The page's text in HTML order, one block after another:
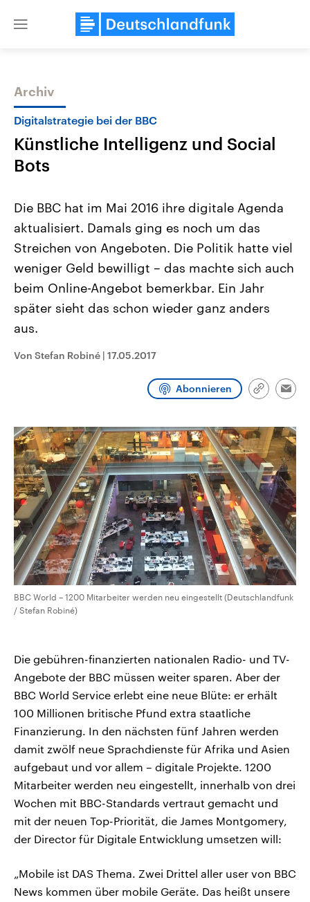
Close
Themen
Landtagswahl Sachsen-Anhalt
2026
Alle Informationen
Sachsen-Anhalt wählt am 6.
September 2026 einen neuen
Landtag. Seit 2021 wird das
Bundesland von einer Koalition aus
CDU, SPD und FDP regiert.-
Umfragen, Prognosen,
und Hintergründe zu den Parteien
und Kandidaten der anstehenden
USA
Aktuelle Beiträge,
Hintergründe
Wirtschaftlich und
gehören die Vereinigten
den mächtigsten Ländern
mit großem Einfluss auf
aktuelle Weltgeschehen.
Sendungen Programm
Archiv
Digitalstrategie bei der BBC
Künstliche Intelligenz und Social
Bots
Die BBC hat im Mai 2016 ihre digitale Agenda
aktualisiert. Damals ging es noch um das
Streichen von Angeboten. Die Politik hatte viel
weniger Geld bewilligt – das machte sich auch
beim Online-Angebot bemerkbar. Ein Jahr
später sieht das schon wieder ganz anders
aus.
Von Stefan Robiné | 17.05.2017
Abonnieren
Link
BBC World – 1200 Mitarbeiter werden neu eingestellt (Deutschlandfunk
/ Stefan Robiné)
Die gebühren-finanzierten nationalen Radio- und TV-
Angebote der BBC müssen weiter sparen. Aber der
BBC World Service erlebt eine neue Blüte: er erhält
100 Millionen britische Pfund extra staatliche
Finanzierung. In den nächsten fünf Jahren werden
damit zwölf neue Sprachdienste für Afrika und Asien
aufgebaut und vor allem – digitale Projekte. 1200
Mitarbeiter werden neu eingestellt, innerhalb von drei
Wochen mit BBC-Standards vertraut gemacht und
mit der neuen Top-Priorität, die James Montgomery,
der Director für Digitale Entwicklung umsetzen will:
„Mobile ist DAS Thema. Zwei Drittel aller user von BBC
News kommen über mobile Geräte. Das heißt unsere